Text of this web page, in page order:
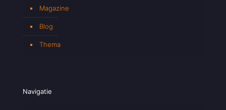
Magazine
Blog
Thema
Navigatie